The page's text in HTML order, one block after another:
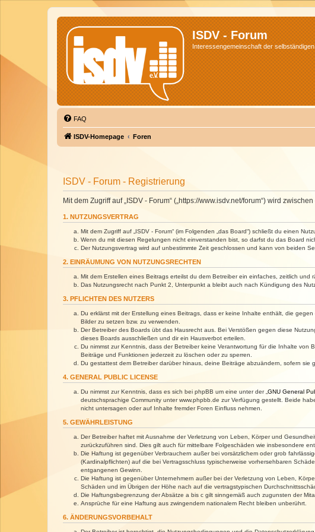
ISDV - Forum
Interessengemeinschaft der
FAQ
ISDV-Homepage Foren
ISDV - Forum - Registrierung
Mit dem Zugriff auf „ISDV - Forum“ („https://www.isdv.net/forum“) wird
1. NUTZUNGSVERTRAG
Mit dem Zugriff auf „ISDV - Forum“ (im Folgenden „das Board“) schließt du einen
Wenn du mit diesen Regelungen nicht einverstanden bist, so darfst du das Board
Der Nutzungsvertrag wird auf unbestimmte Zeit geschlossen und kann von beiden
2. EINRÄUMUNG VON NUTZUNGSRECHTEN
Mit dem Erstellen eines Beitrags erteilst du dem Betreiber ein einfaches, zeitlich
Das Nutzungsrecht nach Punkt 2, Unterpunkt a bleibt auch nach Kündigung des
3. PFLICHTEN DES NUTZERS
Du erklärst mit der Erstellung eines Beitrags, dass er keine Inhalte enthält, die
Bilder zu setzen bzw. zu verwenden.
Der Betreiber des Boards übt das Hausrecht aus. Bei Verstößen gegen diese
dieses Boards ausschließen und dir ein Hausverbot erteilen.
Du nimmst zur Kenntnis, dass der Betreiber keine Verantwortung für die Inhalte
Beiträge und Funktionen jederzeit zu löschen oder zu sperren.
Du gestattest dem Betreiber darüber hinaus, deine Beiträge abzuändern, sofern
4. GENERAL PUBLIC LICENSE
Du nimmst zur Kenntnis, dass es sich bei phpBB um eine unter der „ GNU General
deutschsprachige Community unter www.phpbb.de zur Verfügung gestellt. Beide
nicht untersagen oder auf Inhalte fremder Foren Einfluss nehmen.
5. GEWÄHRLEISTUNG
Der Betreiber haftet mit Ausnahme der Verletzung von Leben, Körper und
zurückzuführen sind. Dies gilt auch für mittelbare Folgeschäden wie insbesondere
Die Haftung ist gegenüber Verbrauchern außer bei vorsätzlichem oder grob
(Kardinalpflichten) auf die bei Vertragsschluss typischerweise vorhersehbaren
entgangenen Gewinn.
Die Haftung ist gegenüber Unternehmern außer bei der Verletzung von Leben,
Schäden und im Übrigen der Höhe nach auf die vertragstypischen
Die Haftungsbegrenzung der Absätze a bis c gilt sinngemäß auch zugunsten der
Ansprüche für eine Haftung aus zwingendem nationalem Recht bleiben unberührt.
6. ÄNDERUNGSVORBEHALT